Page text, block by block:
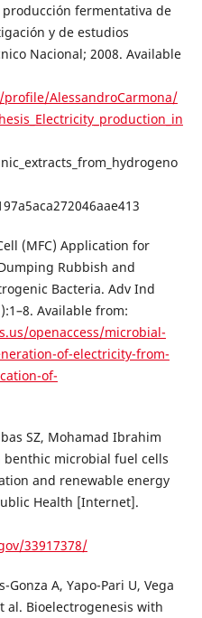
fermentativa de
y de estudios
Nacional; 2008. Available
AlessandroCarmona/
(MFC) Application for
Rubbish and
Bacteria. Adv Ind
Available from:
openaccess/microbial-
of-electricity-from-
of-
SZ, Mohamad Ibrahim
microbial fuel cells
and renewable energy
Health [Internet].
33917378/
A, Yapo-Pari U, Vega
al. Bioelectrogenesis with